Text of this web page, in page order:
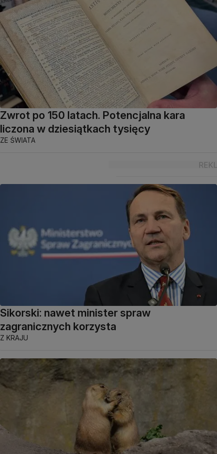
Zwrot po 150 latach. Potencjalna kara
liczona w dziesiątkach tysięcy
ZE ŚWIATA
Sikorski: nawet minister spraw
zagranicznych korzysta
Z KRAJU